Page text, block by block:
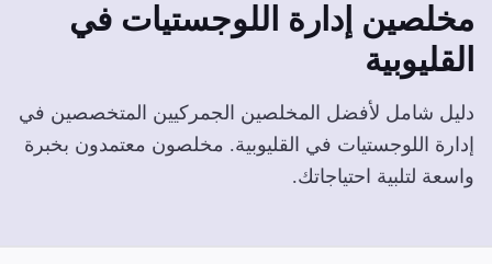
مخلصين إدارة اللوجستيات في
القليوبية
دليل شامل لأفضل المخلصين الجمركيين المتخصصين في
إدارة اللوجستيات في القليوبية. مخلصون معتمدون بخبرة
واسعة لتلبية احتياجاتك.